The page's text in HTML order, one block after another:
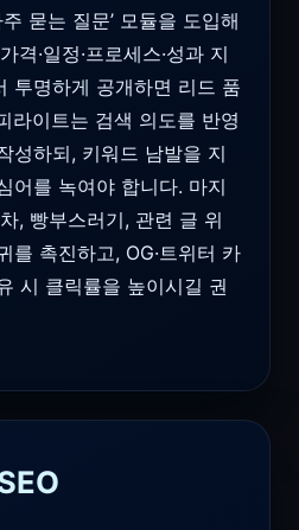
묻는 질문’ 모듈을 도입해
격·일정·프로세스·성과 지
투명하게 공개하면 리드 품
라이트는 검색 의도를 반영
성하되, 키워드 남발을 지
어를 녹여야 합니다. 마지
, 빵부스러기, 관련 글 위
를 촉진하고, OG·트위터 카
시 클릭률을 높이시길 권